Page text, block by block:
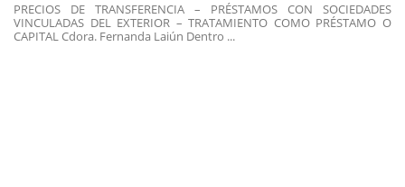
PRECIOS DE TRANSFERENCIA – PRÉSTAMOS CON SOCIEDADES
VINCULADAS DEL EXTERIOR – TRATAMIENTO COMO PRÉSTAMO O
CAPITAL Cdora. Fernanda Laiún Dentro ...